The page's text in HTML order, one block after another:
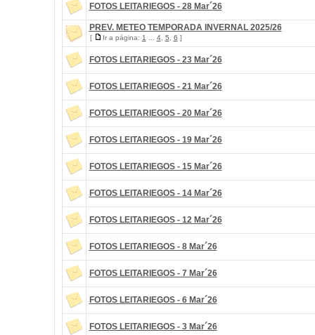
FOTOS LEITARIEGOS - 28 Mar´26
PREV. METEO TEMPORADA INVERNAL 2025/26
[ Ir a página: 1 4, 5 6 ]
FOTOS LEITARIEGOS - 23 Mar´26
FOTOS LEITARIEGOS - 21 Mar´26
FOTOS LEITARIEGOS - 20 Mar´26
FOTOS LEITARIEGOS - 19 Mar´26
FOTOS LEITARIEGOS - 15 Mar´26
FOTOS LEITARIEGOS - 14 Mar´26
FOTOS LEITARIEGOS - 12 Mar´26
FOTOS LEITARIEGOS - 8 Mar´26
FOTOS LEITARIEGOS - 7 Mar´26
FOTOS LEITARIEGOS - 6 Mar´26
FOTOS LEITARIEGOS - 3 Mar´26